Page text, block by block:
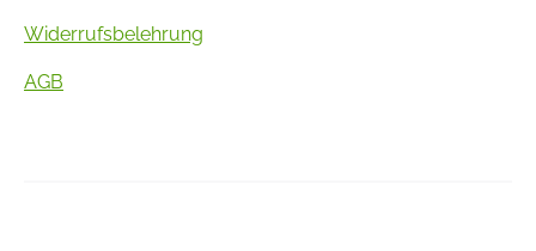
Widerrufsbelehrung
AGB